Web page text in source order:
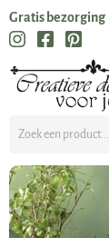
Gratis bezorging